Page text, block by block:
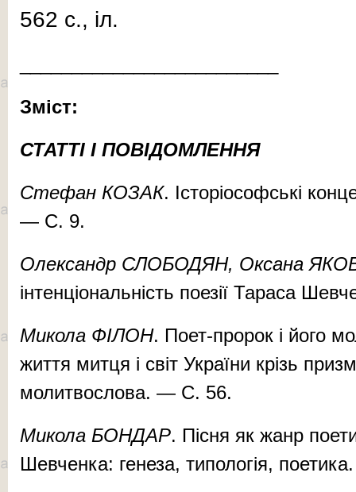
562 с., іл.
Зміст:
СТАТТІ І ПОВІДОМЛЕННЯ
Стефан КОЗАК. Історіософські
— С. 9.
Олександр СЛОБОДЯН, Оксана
інтенціональність поезії Тараса
Микола ФІЛОН. Поет-пророк і його
життя митця і світ України крізь
молитвослова. — С. 56.
Микола БОНДАР. Пісня як жанр
Шевченка: генеза, типологія,